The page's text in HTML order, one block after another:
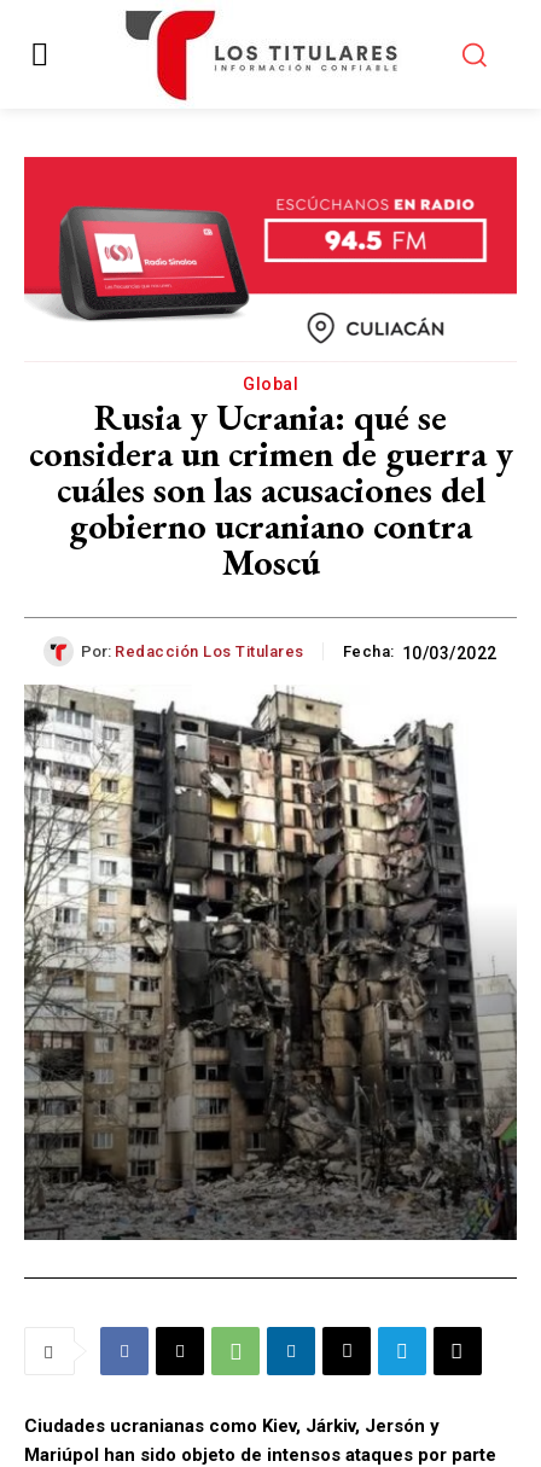
Global
Rusia y Ucrania: qué se
considera un crimen de guerra y
cuáles son las acusaciones del
gobierno ucraniano contra
Moscú
Por: Redacción Los Titulares Fecha: 10/03/2022
Ciudades ucranianas como Kiev, Járkiv, Jersón y
Mariúpol han sido objeto de intensos ataques por parte